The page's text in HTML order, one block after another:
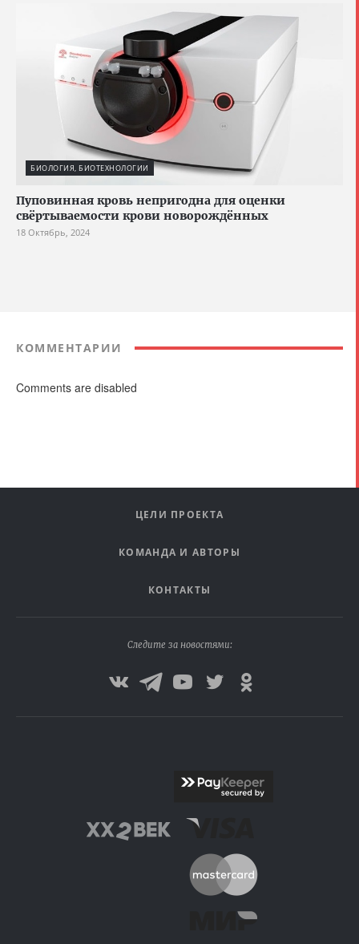
БИОЛОГИЯ, БИОТЕХНОЛОГИИ
Пуповинная кровь непригодна для оценки
свёртываемости крови новорождённых
18 Октябрь, 2024
КОММЕНТАРИИ
Comments are disabled
ЦЕЛИ ПРОЕКТА
КОМАНДА И АВТОРЫ
КОНТАКТЫ
Следите за новостями: